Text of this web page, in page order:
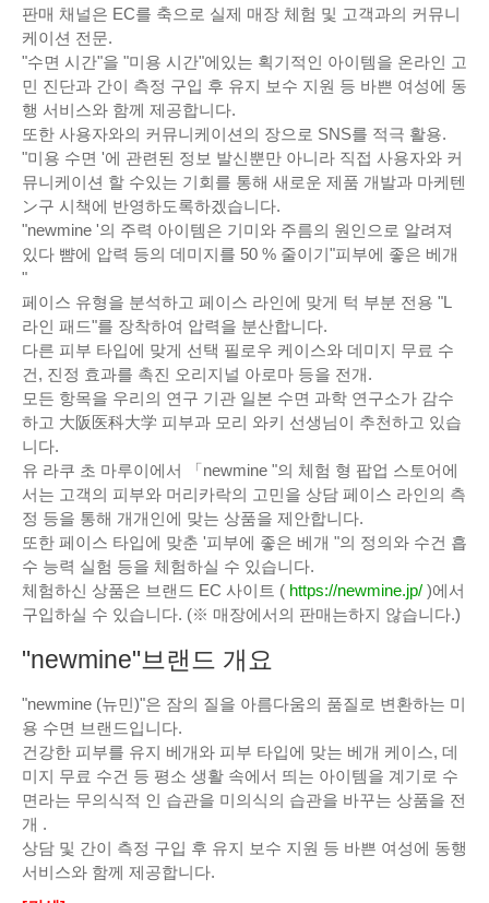
판매 채널은 EC를 축으로 실제 매장 체험 및 고객과의 커뮤니
케이션 전문.
"수면 시간"을 "미용 시간"에있는 획기적인 아이템을 온라인 고
민 진단과 간이 측정 구입 후 유지 보수 지원 등 바쁜 여성에 동
행 서비스와 함께 제공합니다.
또한 사용자와의 커뮤니케이션의 장으로 SNS를 적극 활용.
"미용 수면 '에 관련된 정보 발신뿐만 아니라 직접 사용자와 커
뮤니케이션 할 수있는 기회를 통해 새로운 제품 개발과 마케텐
ン구 시책에 반영하도록하겠습니다.
"newmine '의 주력 아이템은 기미와 주름의 원인으로 알려져
있다 뺨에 압력 등의 데미지를 50 % 줄이기"피부에 좋은 베개
"
페이스 유형을 분석하고 페이스 라인에 맞게 턱 부분 전용 "L
라인 패드"를 장착하여 압력을 분산합니다.
다른 피부 타입에 맞게 선택 필로우 케이스와 데미지 무료 수
건, 진정 효과를 촉진 오리지널 아로마 등을 전개.
모든 항목을 우리의 연구 기관 일본 수면 과학 연구소가 감수
하고 大阪医科大学 피부과 모리 와키 선생님이 추천하고 있습
니다.
유 라쿠 초 마루이에서 「newmine "의 체험 형 팝업 스토어에
서는 고객의 피부와 머리카락의 고민을 상담 페이스 라인의 측
정 등을 통해 개개인에 맞는 상품을 제안합니다.
또한 페이스 타입에 맞춘 '피부에 좋은 베개 "의 정의와 수건 흡
수 능력 실험 등을 체험하실 수 있습니다.
체험하신 상품은 브랜드 EC 사이트 ( https://newmine.jp/ )에서
구입하실 수 있습니다. (※ 매장에서의 판매는하지 않습니다.)
"newmine"브랜드 개요
"newmine (뉴민)"은 잠의 질을 아름다움의 품질로 변환하는 미
용 수면 브랜드입니다.
건강한 피부를 유지 베개와 피부 타입에 맞는 베개 케이스, 데
미지 무료 수건 등 평소 생활 속에서 띄는 아이템을 계기로 수
면라는 무의식적 인 습관을 미의식의 습관을 바꾸는 상품을 전
개 .
상담 및 간이 측정 구입 후 유지 보수 지원 등 바쁜 여성에 동행
서비스와 함께 제공합니다.